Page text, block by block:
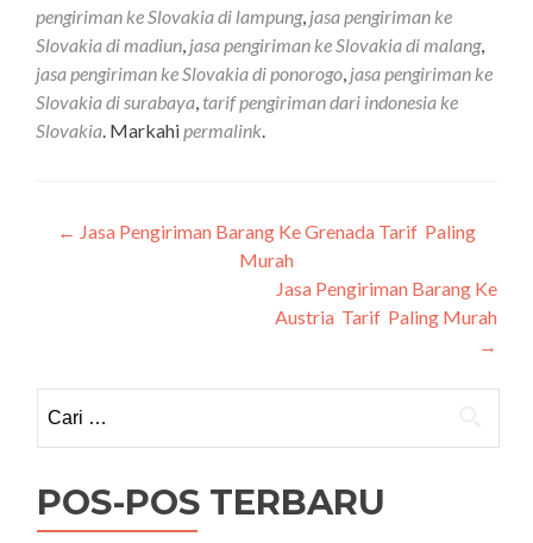
pengiriman ke Slovakia di lampung, jasa pengiriman ke
Slovakia di madiun, jasa pengiriman ke Slovakia di malang,
jasa pengiriman ke Slovakia di ponorogo, jasa pengiriman ke
Slovakia di surabaya, tarif pengiriman dari indonesia ke
Slovakia. Markahipermalink.
Navigasi
← Jasa Pengiriman Barang Ke Grenada Tarif Paling
Murah
Jasa Pengiriman Barang Ke
Austria Tarif Paling Murah
→
untuk:
POS-POS TERBARU